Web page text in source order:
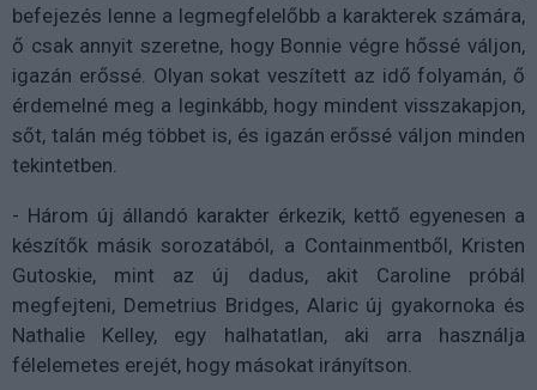
befejezés lenne a legmegfelelőbb a karakterek számára,
ő csak annyit szeretne, hogy Bonnie végre hőssé váljon,
igazán erőssé. Olyan sokat veszített az idő folyamán, ő
érdemelné meg a leginkább, hogy mindent visszakapjon,
sőt, talán még többet is, és igazán erőssé váljon minden
tekintetben.
- Három új állandó karakter érkezik, kettő egyenesen a
készítők másik sorozatából, a Containmentből, Kristen
Gutoskie, mint az új dadus, akit Caroline próbál
megfejteni, Demetrius Bridges, Alaric új gyakornoka és
Nathalie Kelley, egy halhatatlan, aki arra használja
félelemetes erejét, hogy másokat irányítson.